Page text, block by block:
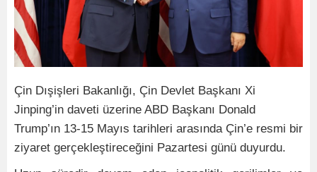
Çin Dışişleri Bakanlığı, Çin Devlet Başkanı Xi
Jinping’in daveti üzerine ABD Başkanı Donald
Trump’ın 13-15 Mayıs tarihleri arasında Çin’e resmi bir
ziyaret gerçekleştireceğini Pazartesi günü duyurdu.